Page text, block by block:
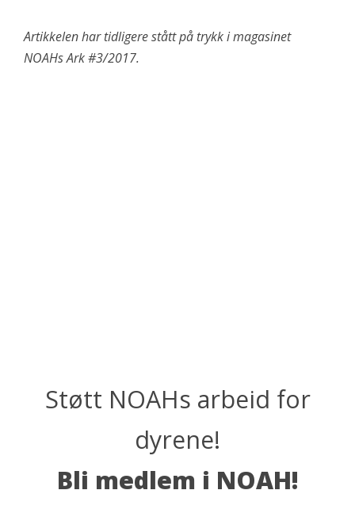
Artikkelen har tidligere stått på trykk i magasinet
NOAHs Ark #3/2017.
Støtt NOAHs arbeid for
dyrene!
Bli medlem i NOAH!